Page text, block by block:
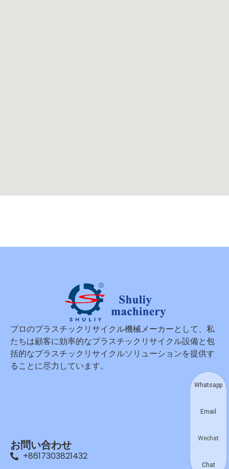
プロのプラスチックリサイクル機械メーカーとして、私
たちは顧客に効率的なプラスチックリサイクル設備と包
括的なプラスチックリサイクルソリューションを提供す
ることに尽力しています。
お問い合わせ
+8617303821432
Whatsapp
Email
Wechat
Chat